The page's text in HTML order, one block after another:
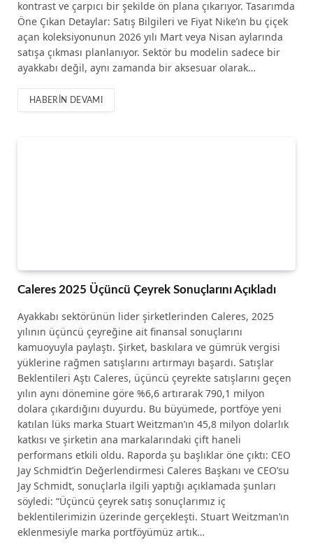
kontrast ve çarpıcı bir şekilde ön plana çıkarıyor. Tasarımda
Öne Çıkan Detaylar: Satış Bilgileri ve Fiyat Nike’ın bu çiçek
açan koleksiyonunun 2026 yılı Mart veya Nisan aylarında
satışa çıkması planlanıyor. Sektör bu modelin sadece bir
ayakkabı değil, aynı zamanda bir aksesuar olarak…
HABERIN DEVAMI
Caleres 2025 Üçüncü Çeyrek Sonuçlarını Açıkladı
Ayakkabı sektörünün lider şirketlerinden Caleres, 2025
yılının üçüncü çeyreğine ait finansal sonuçlarını
kamuoyuyla paylaştı. Şirket, baskılara ve gümrük vergisi
yüklerine rağmen satışlarını artırmayı başardı. Satışlar
Beklentileri Aştı Caleres, üçüncü çeyrekte satışlarını geçen
yılın aynı dönemine göre %6,6 artırarak 790,1 milyon
dolara çıkardığını duyurdu. Bu büyümede, portföye yeni
katılan lüks marka Stuart Weitzman’ın 45,8 milyon dolarlık
katkısı ve şirketin ana markalarındaki çift haneli
performans etkili oldu. Raporda şu başlıklar öne çıktı: CEO
Jay Schmidt’in Değerlendirmesi Caleres Başkanı ve CEO’su
Jay Schmidt, sonuçlarla ilgili yaptığı açıklamada şunları
söyledi: “Üçüncü çeyrek satış sonuçlarımız iç
beklentilerimizin üzerinde gerçekleşti. Stuart Weitzman’ın
eklenmesiyle marka portföyümüz artık…